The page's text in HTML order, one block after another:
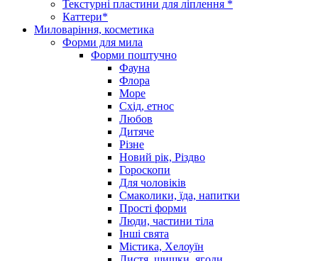
Текстурні пластини для ліплення *
Каттери*
Миловаріння, косметика
Форми для мила
Форми поштучно
Фауна
Флора
Море
Схід, етнос
Любов
Дитяче
Різне
Новий рік, Різдво
Гороскопи
Для чоловіків
Смаколики, їда, напитки
Прості форми
Люди, частини тіла
Інші свята
Містика, Хелоуїн